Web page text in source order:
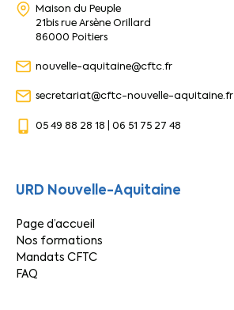
Maison du Peuple
21bis rue Arsène Orillard
86000 Poitiers
nouvelle-aquitaine@cftc.fr
secretariat@cftc-nouvelle-aquitaine.fr
05 49 88 28 18 | 06 51 75 27 48
URD Nouvelle-Aquitaine
Page d’accueil
Nos formations
Mandats CFTC
FAQ